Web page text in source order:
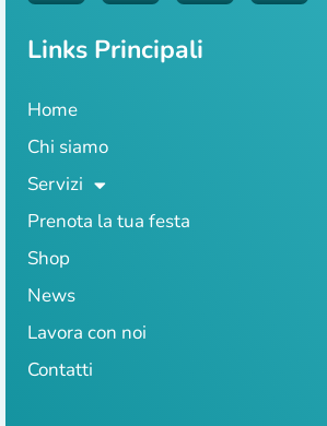
Links Principali
Home
Chi siamo
Servizi
Prenota la tua festa
Shop
News
Lavora con noi
Contatti